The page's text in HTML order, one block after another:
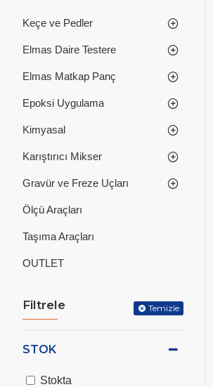
Keçe ve Pedler
Elmas Daire Testere
Elmas Matkap Panç
Epoksi Uygulama
Kimyasal
Karıştırıcı Mikser
Gravür ve Freze Uçları
Ölçü Araçları
Taşıma Araçları
OUTLET
Filtrele Temizle
STOK
Stokta